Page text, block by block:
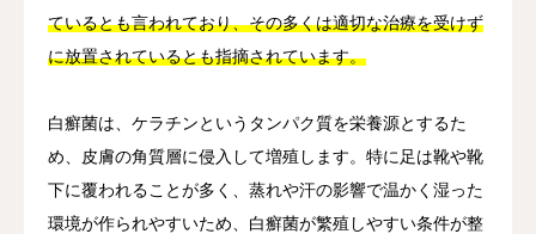
ているとも言われており、その多くは適切な治療を受けず
に放置されているとも指摘されています。
白癬菌は、ケラチンというタンパク質を栄養源とするた
め、皮膚の角質層に侵入して増殖します。特に足は靴や靴
下に覆われることが多く、蒸れや汗の影響で温かく湿った
環境が作られやすいため、白癬菌が繁殖しやすい条件が整